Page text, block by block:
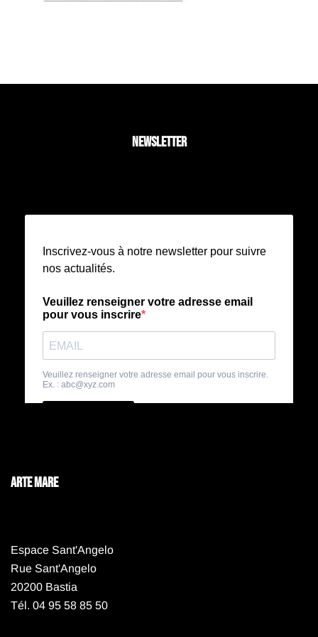
NEWSLETTER
ARTE MARE
Espace Sant'Angelo
Rue Sant'Angelo
20200 Bastia
Tél. 04 95 58 85 50